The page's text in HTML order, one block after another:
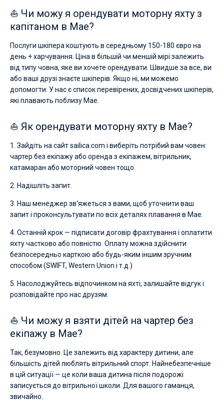
⛵ Чи можу я орендувати моторну яхту з
капітаном в Мае?
Послуги шкіпера коштують в середньому 150-180 євро на
день + харчування. Ціна в більшій чи меншій мірі залежить
від типу човна, яке ви хочете орендувати. Швидше за все, ви
або ваші друзі знаєте шкіперів. Якщо ні, ми можемо
допомогти. У нас є список перевірених, досвідчених шкіперів,
які плавають поблизу Мае.
⛵ Як орендувати моторну яхту в Мае?
1. Зайдіть на сайт sailica.com і виберіть потрібий вам човен:
чартер без екіпажу або оренда з екіпажем, вітрильник,
катамаран або моторний човен тощо.
2. Надішліть запит.
3. Наш менеджер зв'яжеться з вами, щоб уточнити ваш
запит і проконсультувати по всіх деталях плавання в Мае.
4. Останній крок — підписати договір фрахтування і оплатити
яхту частково або повністю. Оплату можна здійснити
безпосередньо карткою або будь-яким іншим зручним
способом (SWIFT, Western Union і т.д.)
5. Насолоджуйтесь відпочинком на яхті, залишайте відгук і
розповідайте про нас друзям.
⛵ Чи можу я взяти дітей на чартер без
екіпажу в Мае?
Так, безумовно. Це залежить від характеру дитини, але
більшість дітей люблять вітрильний спорт. Найнебезпечніше
в цій ситуації — це коли ваша дитина після подорожі
записується до вітрильної школи. Для вашого гаманця,
звичайно.